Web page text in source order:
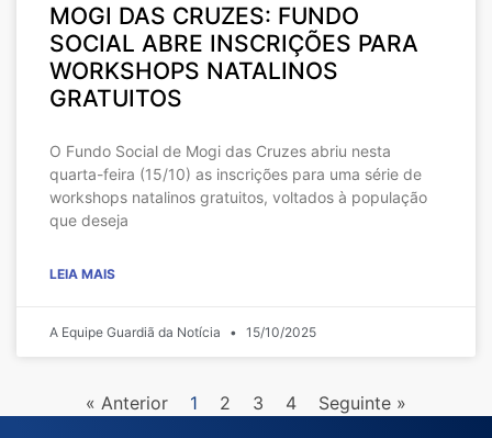
MOGI DAS CRUZES: FUNDO
SOCIAL ABRE INSCRIÇÕES PARA
WORKSHOPS NATALINOS
GRATUITOS
O Fundo Social de Mogi das Cruzes abriu nesta
quarta-feira (15/10) as inscrições para uma série de
workshops natalinos gratuitos, voltados à população
que deseja
LEIA MAIS
A Equipe Guardiã da Notícia 15/10/2025
« Anterior 1 2 3 4 Seguinte »